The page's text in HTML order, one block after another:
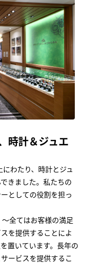
時計＆ジュエ
わたり、時計とジュ
きました。私たちの
としての役割を担っ
全てはお客様の満足
を提供することによ
置いています。長年の
ービスを提供するこ